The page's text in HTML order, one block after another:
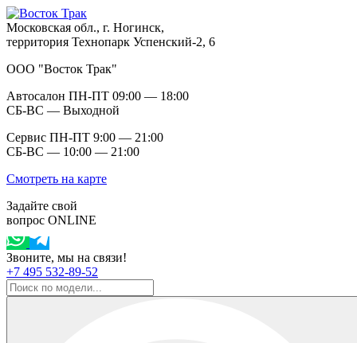
Московская обл., г. Ногинск,
территория Технопарк Успенский-2, 6
ООО "Восток Трак"
Автосалон ПН-ПТ 09:00 — 18:00
СБ-ВС — Выходной
Сервис ПН-ПТ 9:00 — 21:00
СБ-ВС — 10:00 — 21:00
Смотреть на карте
Задайте свой
вопрос ONLINE
Звоните, мы на связи!
+7 495 532-89-52